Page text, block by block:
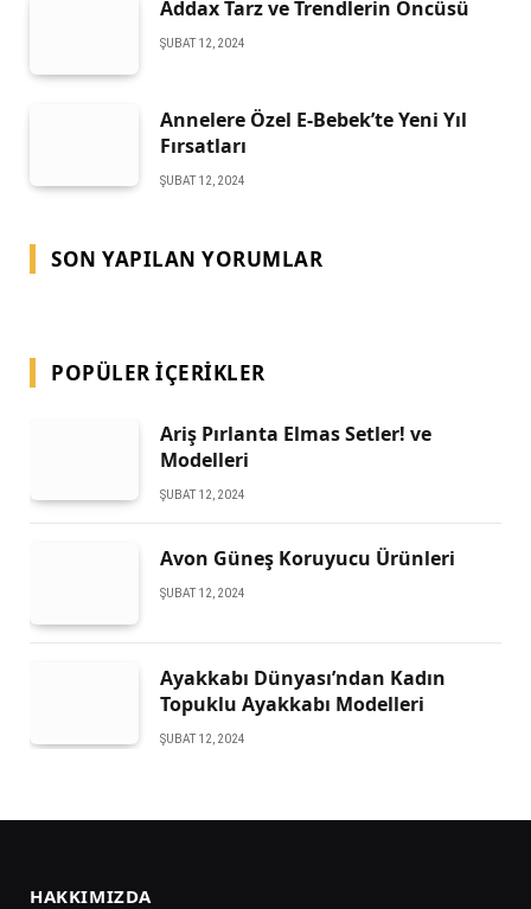
Addax Tarz ve Trendlerin Öncüsü
ŞUBAT 12, 2024
Annelere Özel E-Bebek’te Yeni Yıl
Fırsatları
ŞUBAT 12, 2024
SON YAPILAN YORUMLAR
POPÜLER İÇERIKLER
Ariş Pırlanta Elmas Setler! ve
Modelleri
ŞUBAT 12, 2024
Avon Güneş Koruyucu Ürünleri
ŞUBAT 12, 2024
Ayakkabı Dünyası’ndan Kadın
Topuklu Ayakkabı Modelleri
ŞUBAT 12, 2024
HAKKIMIZDA